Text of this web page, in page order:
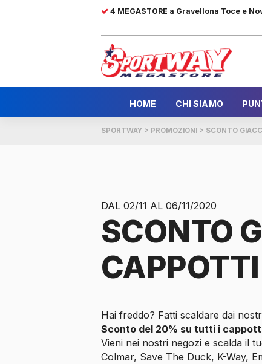
4 MEGASTORE a Gravellona Toce e
HOME CHI SIAMO
SPORTWAY > PROMOZIONI > SCONTO
DAL 02/11 AL 06/11/2020
SCONTO
Hai freddo? Fatti scaldare dai
Sconto del 20% su tutti i
Vieni nei nostri negozi e scalda il
Colmar, Save The Duck, K-Way,